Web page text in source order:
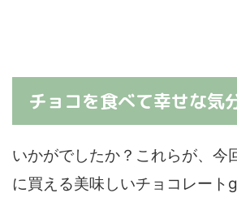
チョコを食べて幸せな気
いかがでしたか？これらが、今
に買える美味しいチョコレート